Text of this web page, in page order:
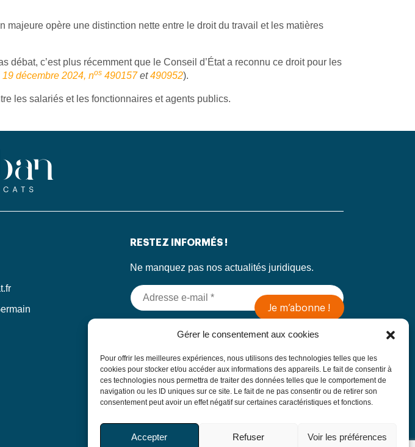
Gérer le consentement aux cookies
Pour offrir les meilleures expériences, nous utilisons des technologies telles que les
cookies pour stocker et/ou accéder aux informations des appareils. Le fait de consentir à
ces technologies nous permettra de traiter des données telles que le comportement de
navigation ou les ID uniques sur ce site. Le fait de ne pas consentir ou de retirer son
consentement peut avoir un effet négatif sur certaines caractéristiques et fonctions.
Accepter Refuser Voir les préférences
majeure opère une distinction nette entre le droit du travail et les matières
c’est plus récemment que le Conseil d’État a reconnu ce droit pour les
19 décembre 2024, nos 490157et490952).
les salariés et les fonctionnaires et agents publics.
RESTEZ INFORMÉS !
Ne manquez pas nos actualités juridiques.
En soumettant ce formulaire, j’accepte que mes
le cadre de ma demande, conformément à la
politique de confidentialité du Cabinet